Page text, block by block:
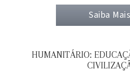
Saiba
HUMANITÁRIO: